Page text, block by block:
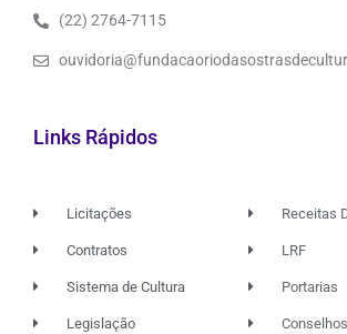
(22) 2764-7115
Links Rápidos
Licitações
Contratos
Sistema de Cultura
Legislação
Receitas
LRF
Portarias
Conselhos